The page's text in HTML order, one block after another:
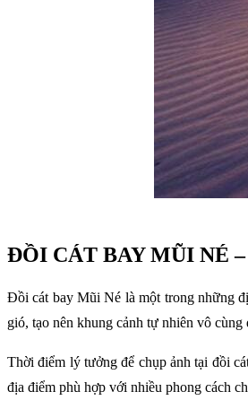
ĐỒI CÁT BAY MŨI NÉ
Đồi cát bay Mũi Né là một trong những
gió, tạo nên khung cảnh tự nhiên vô cùng
Thời điểm lý tưởng để chụp ảnh tại đồi
địa điểm phù hợp với nhiều phong cách